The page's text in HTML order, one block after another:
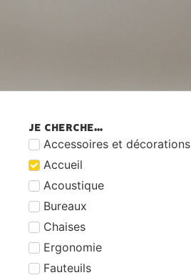
JE CHERCHE...
Accessoires et décorations
Accueil
Acoustique
Bureaux
Chaises
Ergonomie
Fauteuils